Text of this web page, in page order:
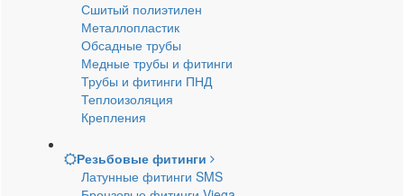
Сшитый полиэтилен
Металлопластик
Обсадные трубы
Медные трубы и фитинги
Трубы и фитинги ПНД
Теплоизоляция
Крепления
Резьбовые фитинги
Латунные фитинги SMS